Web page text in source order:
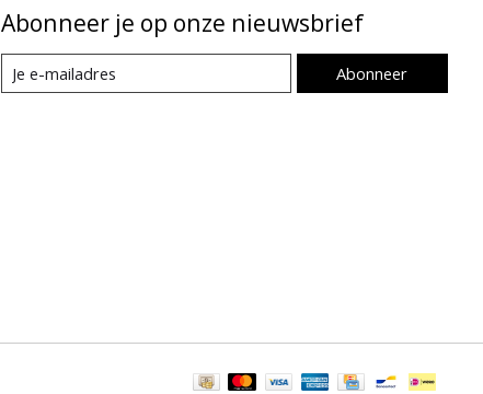
Abonneer je op onze nieuwsbrief
Abonneer